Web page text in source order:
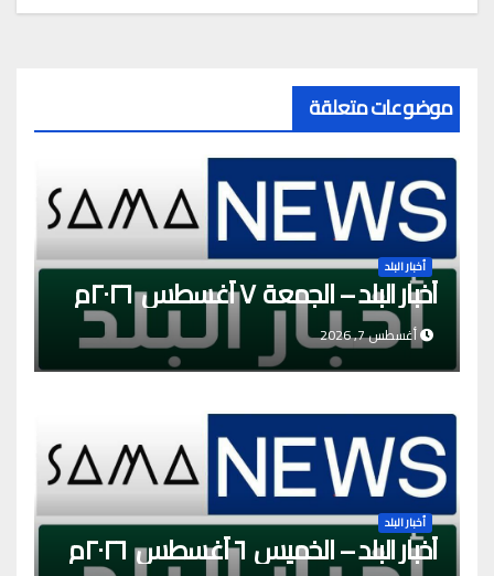
موضوعات متعلقة
أخبار البلد
أخبار البلد – الجمعة ٧ أغسطس ٢٠٢٦م
أغسطس 7, 2026
أخبار البلد
أخبار البلد – الخميس ٦ أغسطس ٢٠٢٦م